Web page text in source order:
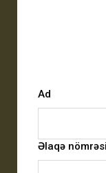
Ad
Əlaqə